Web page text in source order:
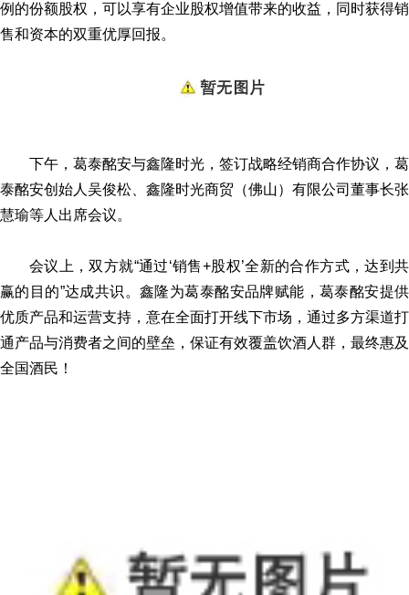
例的份额股权，可以享有企业股权增值带来的收益，同时获得销
售和资本的双重优厚回报。
下午，葛泰酩安与鑫隆时光，签订战略经销商合作协议，葛
泰酩安创始人吴俊松、鑫隆时光商贸（佛山）有限公司董事长张
慧瑜等人出席会议。
会议上，双方就“通过‘销售+股权’全新的合作方式，达到共
赢的目的”达成共识。鑫隆为葛泰酩安品牌赋能，葛泰酩安提供
优质产品和运营支持，意在全面打开线下市场，通过多方渠道打
通产品与消费者之间的壁垒，保证有效覆盖饮酒人群，最终惠及
全国酒民！